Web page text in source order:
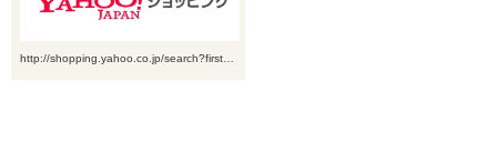
http://shopping.yahoo.co.jp/search?first…